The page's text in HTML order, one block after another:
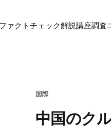
ファクトチェック解説講座調査
国際
中国のク